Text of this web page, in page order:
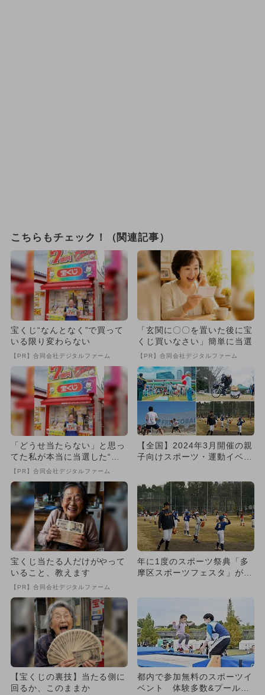
こちらもチェック！（関連記事）
宝くじ“なんとなく”で買って
いる限り変わらない
【PR】合同会社デジタルファーム
「玄関に〇〇を置いた後に宝
くじ買いなさい」簡単に当選
【PR】合同会社デジタルファーム
「どうせ当たらない」と思っ
てた私が本当に当選した“買
い方”がこれ
【PR】合同会社デジタルファーム
【全国】2024年3月開催の親
子向けスポーツ・運動イベン
宝くじ当たる人だけがやって
いること、教えます
【PR】合同会社デジタルファーム
年に1度のスポーツ祭典「多
摩区スポーツフェスタ」が開
【宝くじの裏技】当たる側に
回るか、このままか
都内で参加無料のスポーツイ
ベント 体験多数&プール無